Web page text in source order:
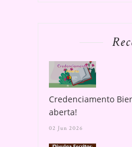
Credenciamento
aberta!
02 Jun 2026